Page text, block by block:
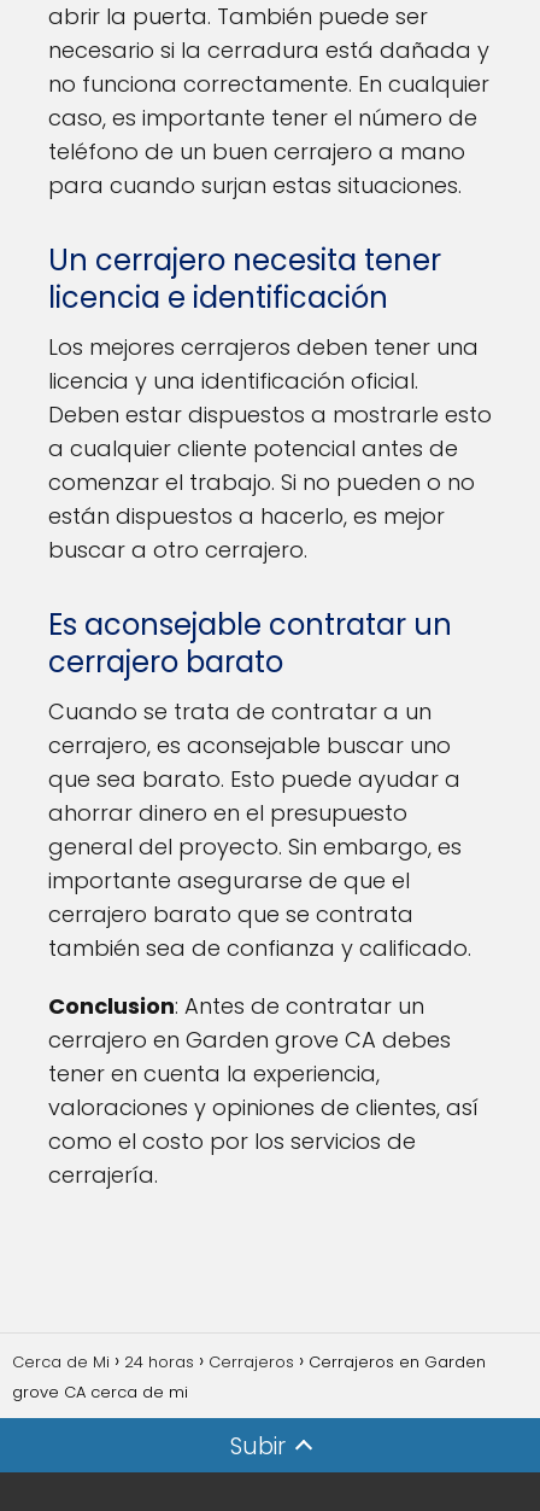
abrir la puerta. También puede ser
necesario si la cerradura está dañada y
no funciona correctamente. En cualquier
caso, es importante tener el número de
teléfono de un buen cerrajero a mano
para cuando surjan estas situaciones.
Un cerrajero necesita tener
licencia e identificación
Los mejores cerrajeros deben tener una
licencia y una identificación oficial.
Deben estar dispuestos a mostrarle esto
a cualquier cliente potencial antes de
comenzar el trabajo. Si no pueden o no
están dispuestos a hacerlo, es mejor
buscar a otro cerrajero.
Es aconsejable contratar un
cerrajero barato
Cuando se trata de contratar a un
cerrajero, es aconsejable buscar uno
que sea barato. Esto puede ayudar a
ahorrar dinero en el presupuesto
general del proyecto. Sin embargo, es
importante asegurarse de que el
cerrajero barato que se contrata
también sea de confianza y calificado.
Conclusion: Antes de contratar un
cerrajero en Garden grove CA debes
tener en cuenta la experiencia,
valoraciones y opiniones de clientes, así
como el costo por los servicios de
cerrajería.
Cerca de Mi 24 horas Cerrajeros
Cerrajeros en Garden
grove CA cerca de mi
Subir